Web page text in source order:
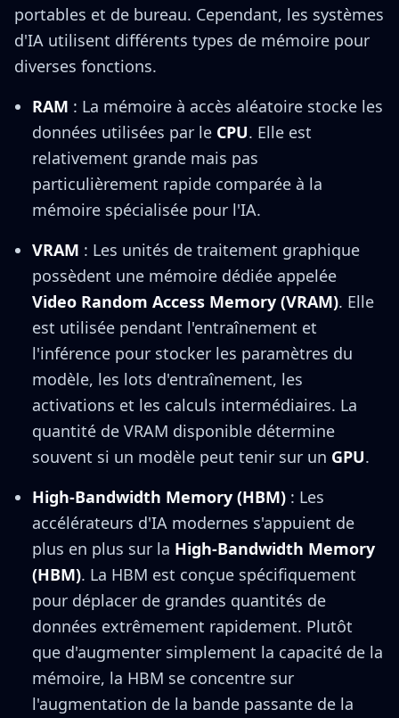
portables et de bureau. Cependant, les systèmes
d'IA utilisent différents types de mémoire pour
diverses fonctions.
RAM : La mémoire à accès aléatoire stocke les
données utilisées par le CPU. Elle est
relativement grande mais pas
particulièrement rapide comparée à la
mémoire spécialisée pour l'IA.
VRAM : Les unités de traitement graphique
possèdent une mémoire dédiée appelée
Video Random Access Memory (VRAM). Elle
est utilisée pendant l'entraînement et
l'inférence pour stocker les paramètres du
modèle, les lots d'entraînement, les
activations et les calculs intermédiaires. La
quantité de VRAM disponible détermine
souvent si un modèle peut tenir sur un GPU.
High-Bandwidth Memory (HBM) : Les
accélérateurs d'IA modernes s'appuient de
plus en plus sur la High-Bandwidth Memory
(HBM). La HBM est conçue spécifiquement
pour déplacer de grandes quantités de
données extrêmement rapidement. Plutôt
que d'augmenter simplement la capacité de la
mémoire, la HBM se concentre sur
l'augmentation de la bande passante de la